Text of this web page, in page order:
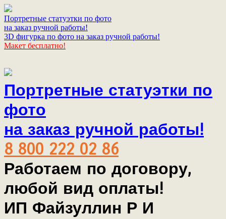
Портретные статуэтки по фото
на заказ ручной работы!
3D фигурка по фото на заказ ручной работы!
Макет бесплатно!
Портретные статуэтки по
фото
на заказ ручной работы!
8 800 222 02 86
Работаем по договору,
любой вид оплаты!
ИП Файзуллин Р И